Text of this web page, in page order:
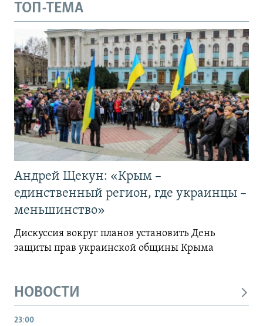
ТОП-ТЕМА
Андрей Щекун: «Крым –
единственный регион, где украинцы –
меньшинство»
Дискуссия вокруг планов установить День
защиты прав украинской общины Крыма
НОВОСТИ
23:00